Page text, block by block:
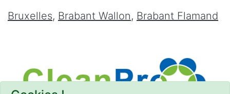
Bruxelles, Brabant Wallon, Brabant Flamand